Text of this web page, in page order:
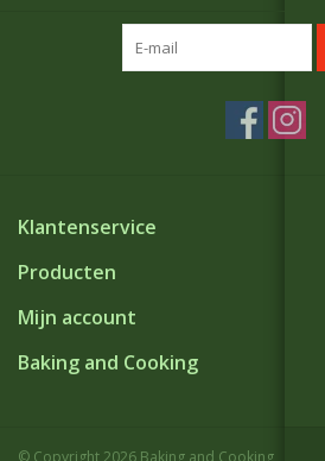
Klantenservice
Producten
Mijn account
Baking and Cooking
© Copyright 2026 Baking and Cooking